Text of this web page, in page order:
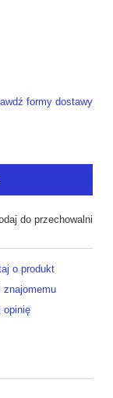
formy dostawy
do przechowalni
o produkt
znajomemu
opinię